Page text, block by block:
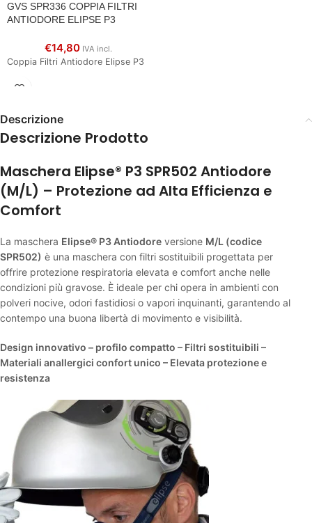
GVS SPR336 COPPIA FILTRI
ANTIODORE ELIPSE P3
€14,80 IVA incl.
Coppia Filtri Antiodore Elipse P3
Descrizione
Descrizione Prodotto
Maschera Elipse® P3 SPR502 Antiodore
(M/L) – Protezione ad Alta Efficienza e
Comfort
La maschera Elipse® P3 Antiodore versione M/L (codice
SPR502) è una maschera con filtri sostituibili progettata per
offrire protezione respiratoria elevata e comfort anche nelle
condizioni più gravose. È ideale per chi opera in ambienti con
polveri nocive, odori fastidiosi o vapori inquinanti, garantendo al
contempo una buona libertà di movimento e visibilità.
Design innovativo – profilo compatto – Filtri sostituibili –
Materiali anallergici confort unico – Elevata protezione e
resistenza